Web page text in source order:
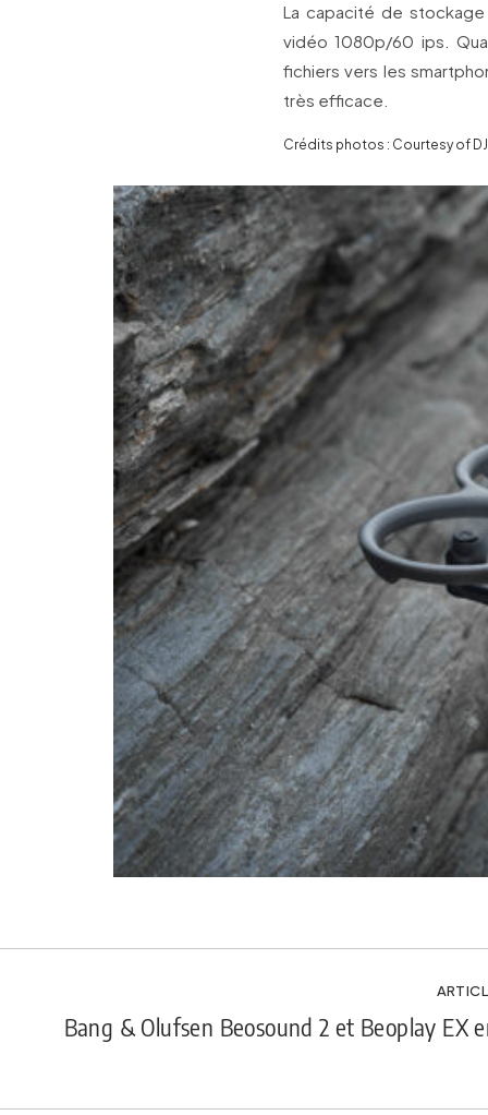
La capacité de
vidéo 1080p/60 ips.
fichiers vers les
très efficace.
Crédits photos : Courtesy of
Bang & Olufsen Beosound 2 et Beoplay EX